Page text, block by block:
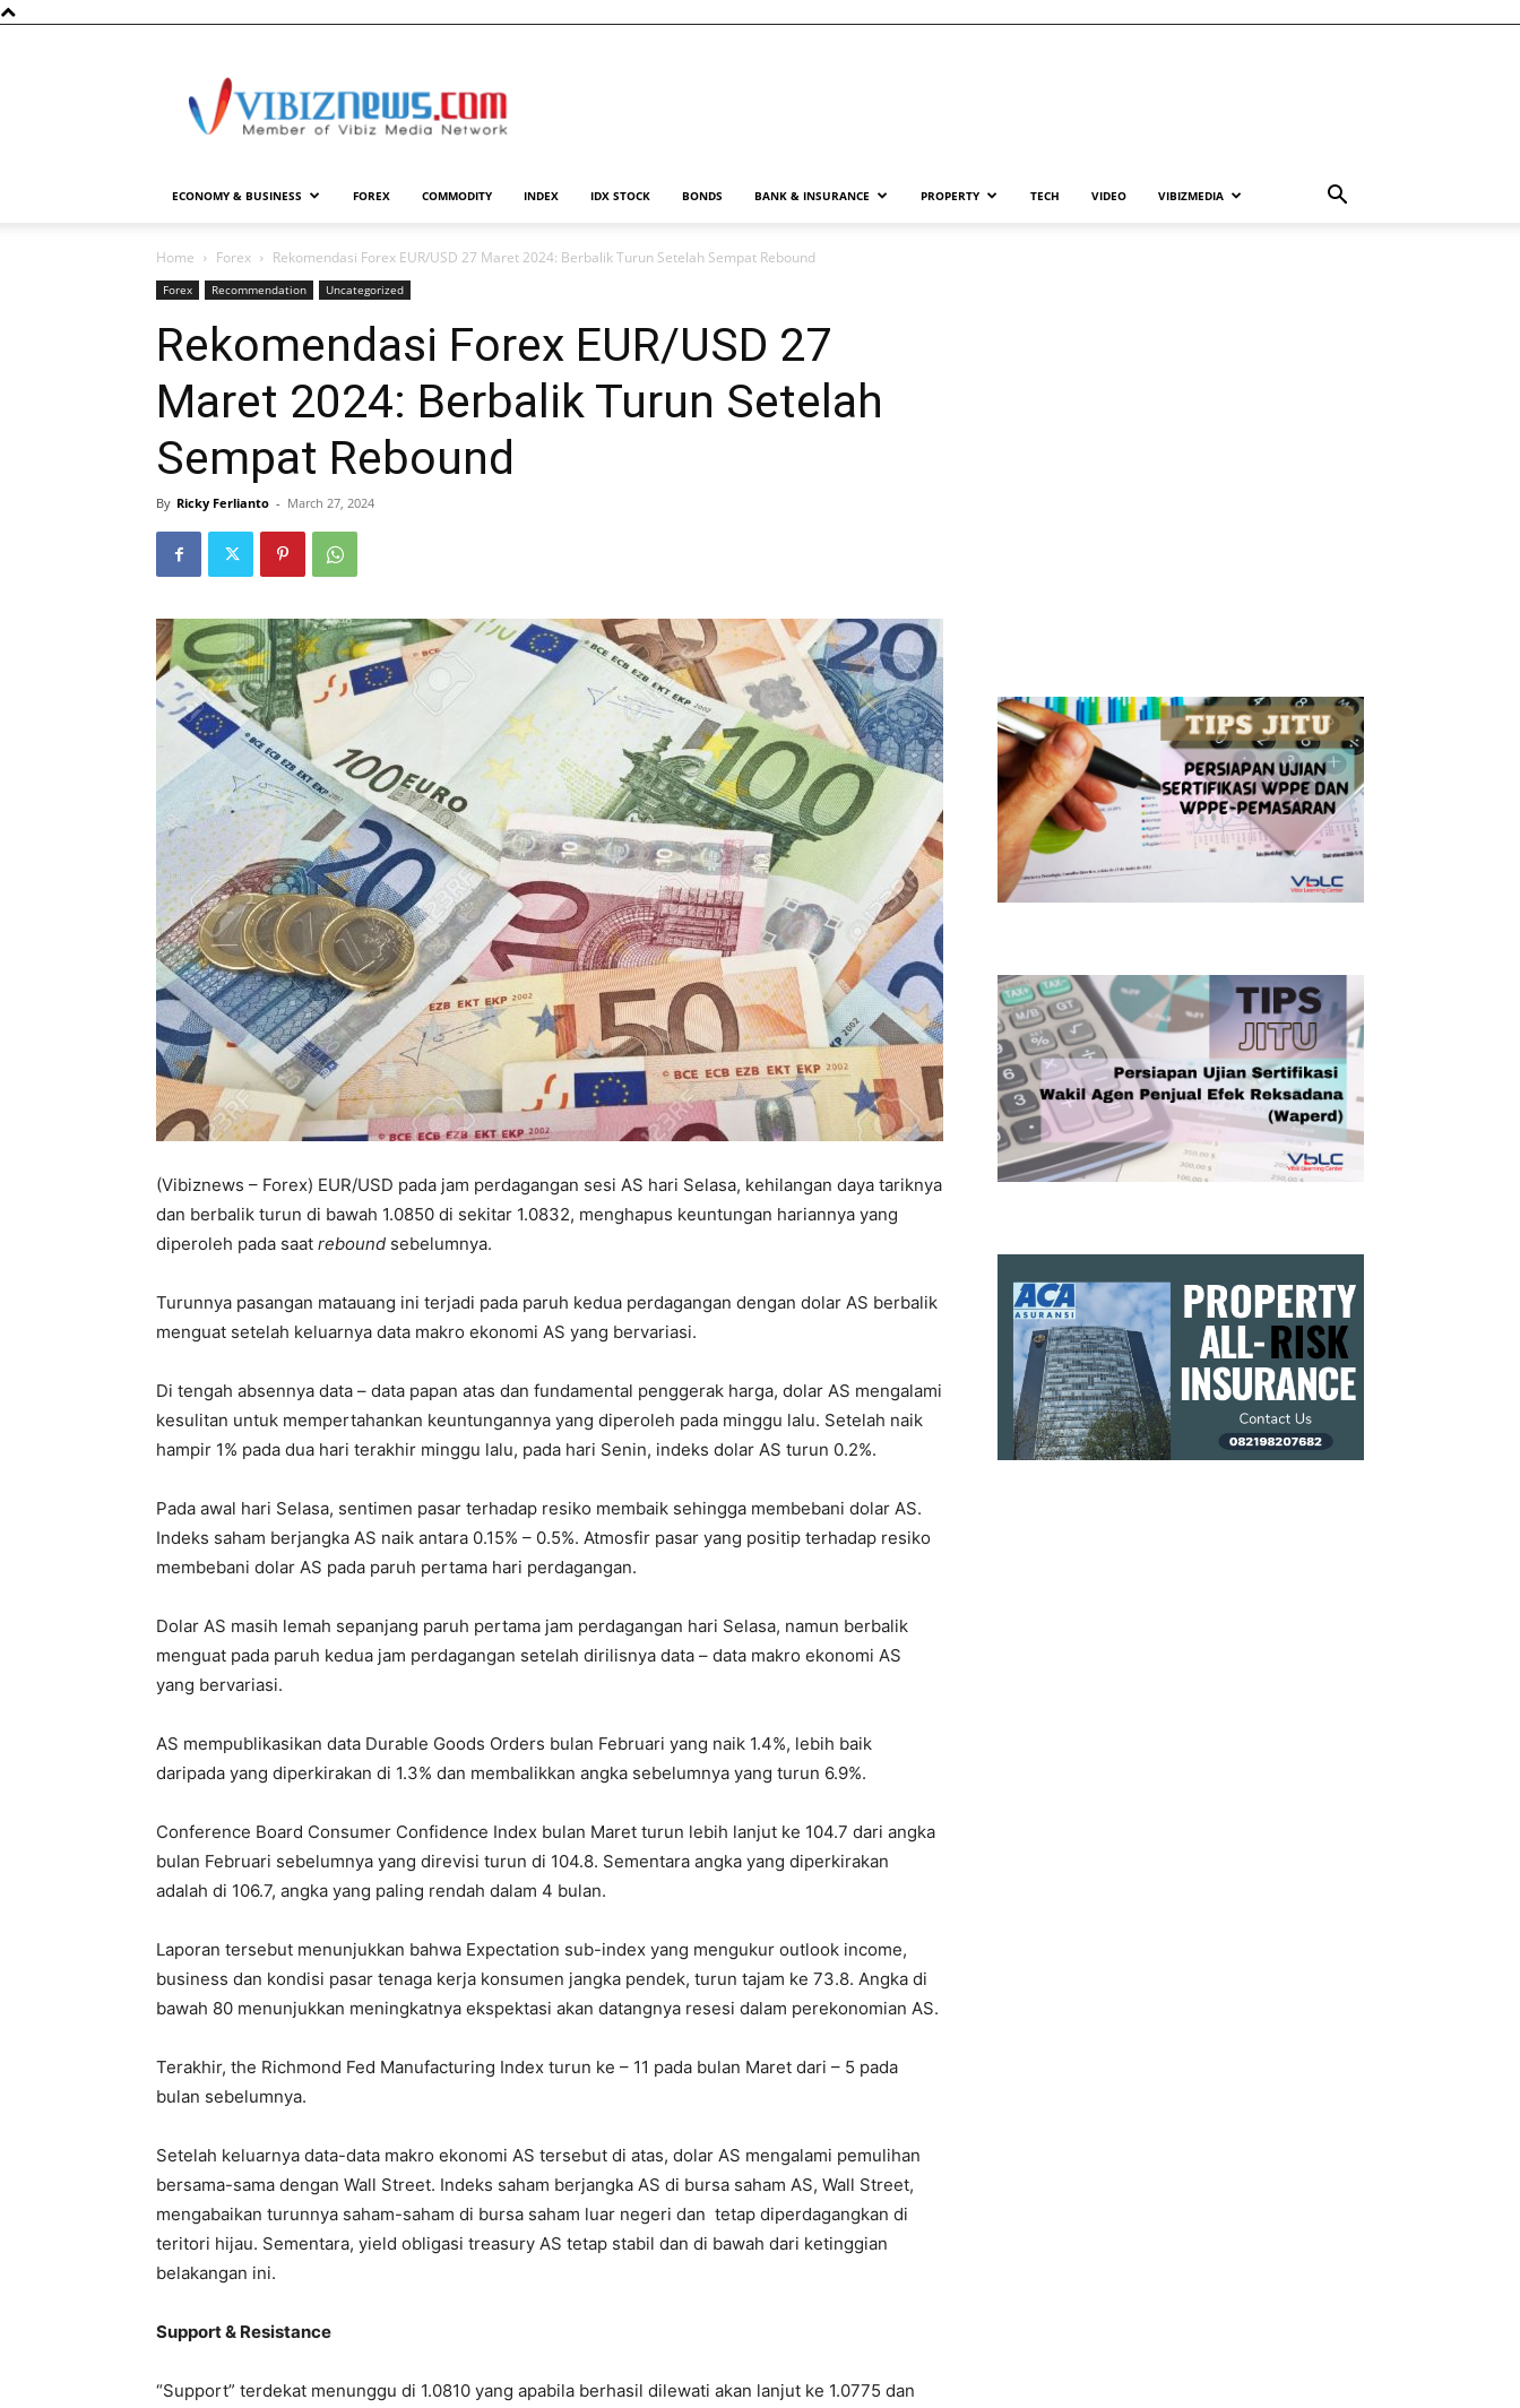
ECONOMY & BUSINESS FOREX COMMODITY INDEX IDX STOCK BONDS BANK & INSURANCE PROPERTY TECH VIDEO VIBIZMEDIA
Home Forex Rekomendasi Forex EUR/USD 27 Maret 2024: Berbalik Turun Setelah Sempat Rebound
Forex Recommendation Uncategorized
Rekomendasi Forex EUR/USD 27
Maret 2024: Berbalik Turun Setelah
Sempat Rebound
By Ricky Ferlianto - March 27, 2024
(Vibiznews – Forex) EUR/USD pada jam perdagangan sesi AS hari Selasa, kehilangan daya tariknya
dan berbalik turun di bawah 1.0850 di sekitar 1.0832, menghapus keuntungan hariannya yang
diperoleh pada saat rebound sebelumnya.
Turunnya pasangan matauang ini terjadi pada paruh kedua perdagangan dengan dolar AS berbalik
menguat setelah keluarnya data makro ekonomi AS yang bervariasi.
Di tengah absennya data – data papan atas dan fundamental penggerak harga, dolar AS mengalami
kesulitan untuk mempertahankan keuntungannya yang diperoleh pada minggu lalu. Setelah naik
hampir 1% pada dua hari terakhir minggu lalu, pada hari Senin, indeks dolar AS turun 0.2%.
Pada awal hari Selasa, sentimen pasar terhadap resiko membaik sehingga membebani dolar AS.
Indeks saham berjangka AS naik antara 0.15% – 0.5%. Atmosfir pasar yang positip terhadap resiko
membebani dolar AS pada paruh pertama hari perdagangan.
Dolar AS masih lemah sepanjang paruh pertama jam perdagangan hari Selasa, namun berbalik
menguat pada paruh kedua jam perdagangan setelah dirilisnya data – data makro ekonomi AS
yang bervariasi.
AS mempublikasikan data Durable Goods Orders bulan Februari yang naik 1.4%, lebih baik
daripada yang diperkirakan di 1.3% dan membalikkan angka sebelumnya yang turun 6.9%.
Conference Board Consumer Confidence Index bulan Maret turun lebih lanjut ke 104.7 dari angka
bulan Februari sebelumnya yang direvisi turun di 104.8. Sementara angka yang diperkirakan
adalah di 106.7, angka yang paling rendah dalam 4 bulan.
Laporan tersebut menunjukkan bahwa Expectation sub-index yang mengukur outlook income,
business dan kondisi pasar tenaga kerja konsumen jangka pendek, turun tajam ke 73.8. Angka di
bawah 80 menunjukkan meningkatnya ekspektasi akan datangnya resesi dalam perekonomian AS.
Terakhir, the Richmond Fed Manufacturing Index turun ke – 11 pada bulan Maret dari – 5 pada
bulan sebelumnya.
Setelah keluarnya data-data makro ekonomi AS tersebut di atas, dolar AS mengalami pemulihan
bersama-sama dengan Wall Street. Indeks saham berjangka AS di bursa saham AS, Wall Street,
mengabaikan turunnya saham-saham di bursa saham luar negeri dan tetap diperdagangkan di
teritori hijau. Sementara, yield obligasi treasury AS tetap stabil dan di bawah dari ketinggian
belakangan ini.
Support & Resistance
“Support” terdekat menunggu di 1.0810 yang apabila berhasil dilewati akan lanjut ke 1.0775 dan